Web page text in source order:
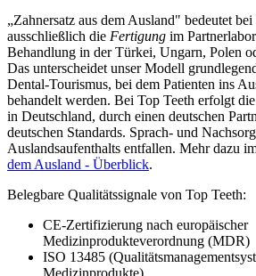
„Zahnersatz aus dem Ausland" bedeutet bei
ausschließlich die Fertigung im
Behandlung in der Türkei, Ungarn, Polen
Das unterscheidet unser Modell
Dental-Tourismus, bei dem Patienten ins
behandelt werden. Bei Top Teeth erfolgt
in Deutschland, durch einen deutschen
deutschen Standards. Sprach- und
Auslandsaufenthalts entfallen. Mehr dazu
dem Ausland - Überblick.
Belegbare Qualitätssignale von Top Teeth:
CE-Zertifizierung nach europäischer
Medizinprodukteverordnung (MDR)
ISO 13485